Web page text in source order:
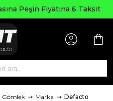
6 Taksit
Gömlek Marka Defacto